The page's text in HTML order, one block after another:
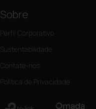
Sobre
Perfil Corporativo
Sustentabilidade
Contate-nos
Política de Privacidade